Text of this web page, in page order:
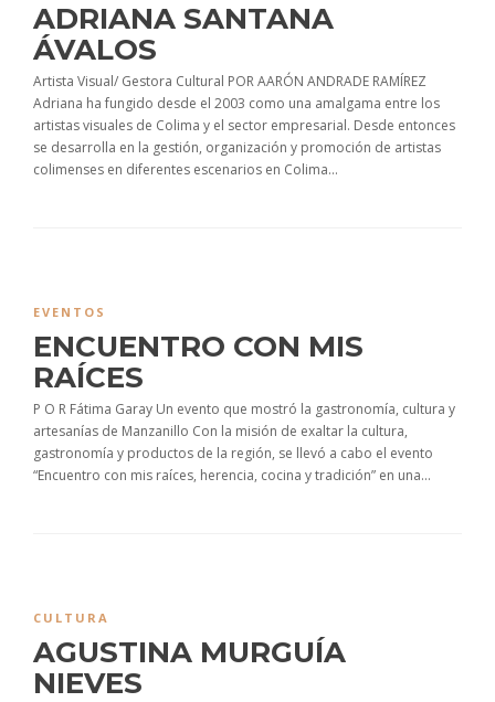
ADRIANA SANTANA
ÁVALOS
Artista Visual/ Gestora Cultural POR AARÓN ANDRADE RAMÍREZ
Adriana ha fungido desde el 2003 como una amalgama entre los
artistas visuales de Colima y el sector empresarial. Desde entonces
se desarrolla en la gestión, organización y promoción de artistas
colimenses en diferentes escenarios en Colima...
EVENTOS
ENCUENTRO CON MIS
RAÍCES
P O R Fátima Garay Un evento que mostró la gastronomía, cultura y
artesanías de Manzanillo Con la misión de exaltar la cultura,
gastronomía y productos de la región, se llevó a cabo el evento
“Encuentro con mis raíces, herencia, cocina y tradición” en una...
CULTURA
AGUSTINA MURGUÍA
NIEVES